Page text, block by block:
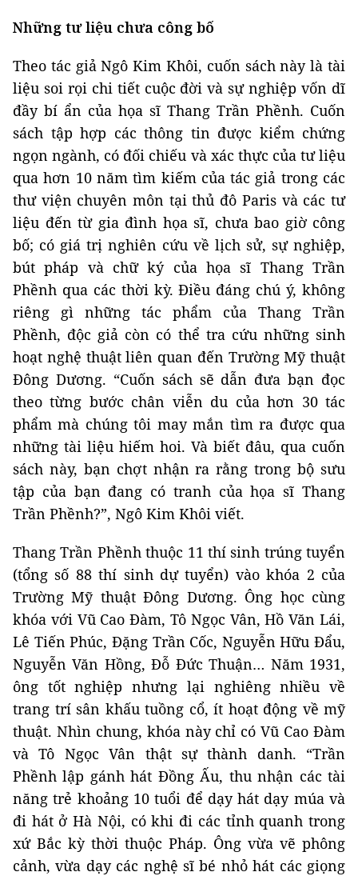
Những tư liệu chưa công bố
Theo tác giả Ngô Kim Khôi, cuốn sách này là tài
liệu soi rọi chi tiết cuộc đời và sự nghiệp vốn dĩ
đầy bí ẩn của họa sĩ Thang Trần Phềnh. Cuốn
sách tập hợp các thông tin được kiểm chứng
ngọn ngành, có đối chiếu và xác thực của tư liệu
qua hơn 10 năm tìm kiếm của tác giả trong các
thư viện chuyên môn tại thủ đô Paris và các tư
liệu đến từ gia đình họa sĩ, chưa bao giờ công
bố; có giá trị nghiên cứu về lịch sử, sự nghiệp,
bút pháp và chữ ký của họa sĩ Thang Trần
Phềnh qua các thời kỳ. Điều đáng chú ý, không
riêng gì những tác phẩm của Thang Trần
Phềnh, độc giả còn có thể tra cứu những sinh
hoạt nghệ thuật liên quan đến Trường Mỹ thuật
Đông Dương. “Cuốn sách sẽ dẫn đưa bạn đọc
theo từng bước chân viễn du của hơn 30 tác
phẩm mà chúng tôi may mắn tìm ra được qua
những tài liệu hiếm hoi. Và biết đâu, qua cuốn
sách này, bạn chợt nhận ra rằng trong bộ sưu
tập của bạn đang có tranh của họa sĩ Thang
Trần Phềnh?”, Ngô Kim Khôi viết.
Thang Trần Phềnh thuộc 11 thí sinh trúng tuyển
(tổng số 88 thí sinh dự tuyển) vào khóa 2 của
Trường Mỹ thuật Đông Dương. Ông học cùng
khóa với Vũ Cao Đàm, Tô Ngọc Vân, Hồ Văn Lái,
Lê Tiến Phúc, Đặng Trần Cốc, Nguyễn Hữu Đẩu,
Nguyễn Văn Hồng, Đỗ Đức Thuận… Năm 1931,
ông tốt nghiệp nhưng lại nghiêng nhiều về
trang trí sân khấu tuồng cổ, ít hoạt động về mỹ
thuật. Nhìn chung, khóa này chỉ có Vũ Cao Đàm
và Tô Ngọc Vân thật sự thành danh. “Trần
Phềnh lập gánh hát Đồng Ấu, thu nhận các tài
năng trẻ khoảng 10 tuổi để dạy hát dạy múa và
đi hát ở Hà Nội, có khi đi các tỉnh quanh trong
xứ Bắc kỳ thời thuộc Pháp. Ông vừa vẽ phông
cảnh, vừa dạy các nghệ sĩ bé nhỏ hát các giọng